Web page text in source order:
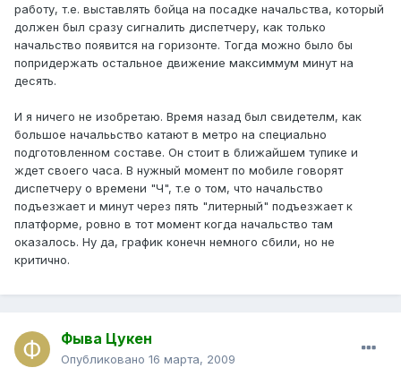
работу, т.е. выставлять бойца на посадке начальства, который
должен был сразу сигналить диспетчеру, как только
начальство появится на горизонте. Тогда можно было бы
попридержать остальное движение максиммум минут на
десять.
И я ничего не изобретаю. Время назад был свидетелм, как
большое началььство катают в метро на специально
подготовленном составе. Он стоит в ближайшем тупике и
ждет своего часа. В нужный момент по мобиле говорят
диспетчеру о времени "Ч", т.е о том, что начальство
подъезжает и минут через пять "литерный" подъезжает к
платформе, ровно в тот момент когда начальство там
оказалось. Ну да, график конечн немного сбили, но не
критично.
Фыва Цукен
Опубликовано 16 марта, 2009